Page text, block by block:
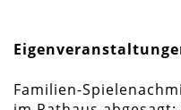
Familien-